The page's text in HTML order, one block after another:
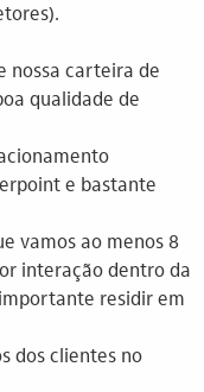
nossa carteira de
qualidade de
e bastante
vamos ao menos 8
interação dentro da
residir em
dos clientes no